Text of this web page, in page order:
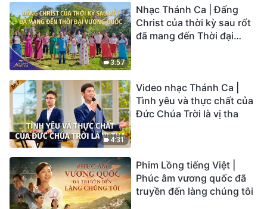
3:57
Nhạc Thánh Ca | Đấng
Christ của thời kỳ sau rốt
đã mang đến Thời đại
4:31
Video nhạc Thánh Ca |
Tình yêu và thực chất của
Đức Chúa Trời là vị tha
Phim Lồng tiếng Việt |
Phúc âm vương quốc đã
truyền đến làng chúng tôi